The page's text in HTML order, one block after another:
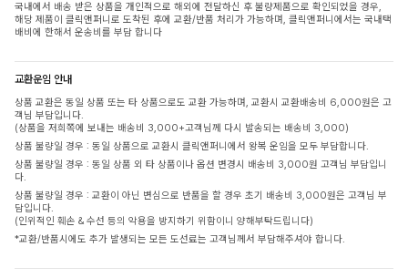
국내에서 배송 받은 상품을 개인적으로 해외에 전달하신 후 불량제품으로 확인되었을 경우,
해당 제품이 클릭앤퍼니로 도착된 후에 교환/반품 처리가 가능하며, 클릭앤퍼니에서는 국내택
배비에 한해서 운송비를 부담 합니다
교환운임 안내
상품 교환은 동일 상품 또는 타 상품으로도 교환 가능하며, 교환시 교환배송비 6,000원은 고
객님 부담입니다.
(상품을 저희쪽에 보내는 배송비 3,000+고객님께 다시 발송되는 배송비 3,000)
상품 불량일 경우 : 동일 상품으로 교환시 클릭앤퍼니에서 왕복 운임을 모두 부담합니다.
상품 불량일 경우 : 동일 상품 외 타 상품이나 옵션 변경시 배송비 3,000원 고객님 부담입니
다.
상품 불량일 경우 : 교환이 아닌 변심으로 반품을 할 경우 초기 배송비 3,000원은 고객님 부
담입니다.
(인위적인 훼손 & 수선 등의 악용을 방지하기 위함이니 양해부탁드립니다)
*교환/반품시에도 추가 발생되는 모든 도선료는 고객님께서 부담해주셔야 합니다.